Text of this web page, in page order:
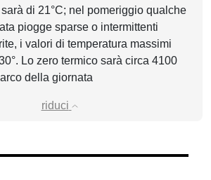
di 21°C; nel pomeriggio qualche
piogge sparse o intermittenti
i valori di temperatura massimi
Lo zero termico sarà circa 4100
della giornata
riduci